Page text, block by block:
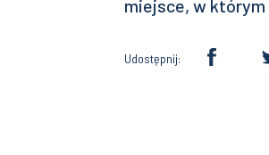
miejsce, w
Udostępnij: